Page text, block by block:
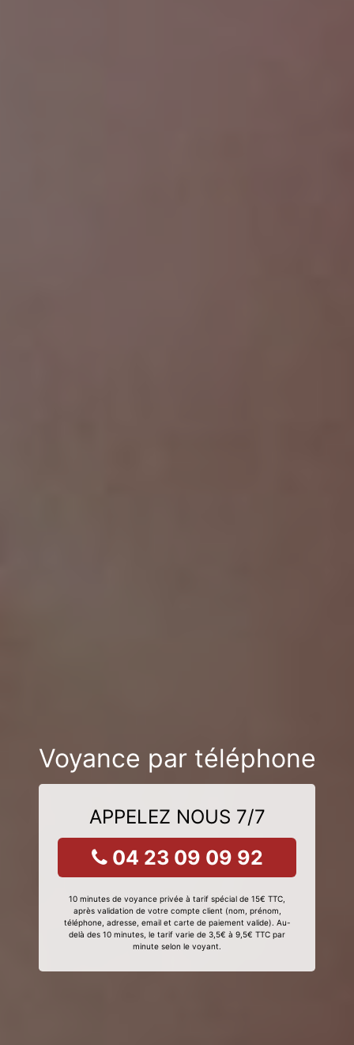
Voyance par téléphone
APPELEZ NOUS 7/7
04 23 09 09 92
10 minutes de voyance privée à tarif spécial de 15€ TTC,
après validation de votre compte client (nom, prénom,
téléphone, adresse, email et carte de paiement valide). Au-
delà des 10 minutes, le tarif varie de 3,5€ à 9,5€ TTC par
minute selon le voyant.